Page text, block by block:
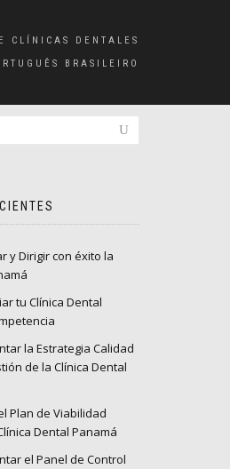
CLÍNICAS DENTALES
BRASILEIRO
y Dirigir con éxito la
tu Clínica Dental
la Estrategia Calidad
de la Clínica Dental
Plan de Viabilidad
Dental Panamá
el Panel de Control